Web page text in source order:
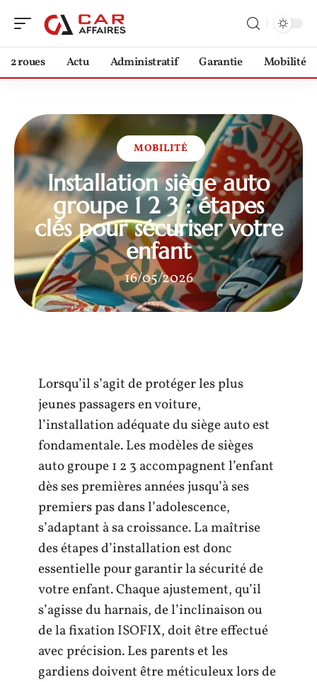
2 roues Actu Administratif Garantie Mobilité
MOBILITÉ
Installation siège auto
groupe 1 2 3 : étapes
clés pour sécuriser votre
enfant
16/05/2026
Lorsqu’il s’agit de protéger les plus
jeunes passagers en voiture,
l’installation adéquate du siège auto est
fondamentale. Les modèles de sièges
auto groupe 1 2 3 accompagnent l’enfant
dès ses premières années jusqu’à ses
premiers pas dans l’adolescence,
s’adaptant à sa croissance. La maîtrise
des étapes d’installation est donc
essentielle pour garantir la sécurité de
votre enfant. Chaque ajustement, qu’il
s’agisse du harnais, de l’inclinaison ou
de la fixation ISOFIX, doit être effectué
avec précision. Les parents et les
gardiens doivent être méticuleux lors de